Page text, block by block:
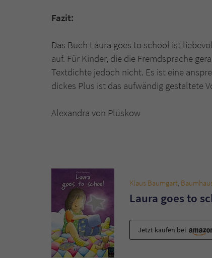
Fazit:
Das Buch Laura goes to school ist
auf. Für Kinder, die die Fremdsprache
Textdichte jedoch nicht. Es ist eine
dickes Plus ist das aufwändig gestaltete
Alexandra von Plüskow
Klaus Baumgart,
Laura goes to
Jetzt kaufen bei